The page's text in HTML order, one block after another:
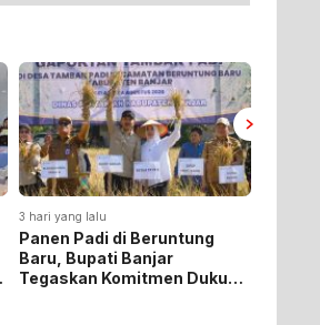
3 hari yang lalu
Panen Padi di Beruntung
Baru, Bupati Banjar
Tegaskan Komitmen Dukung